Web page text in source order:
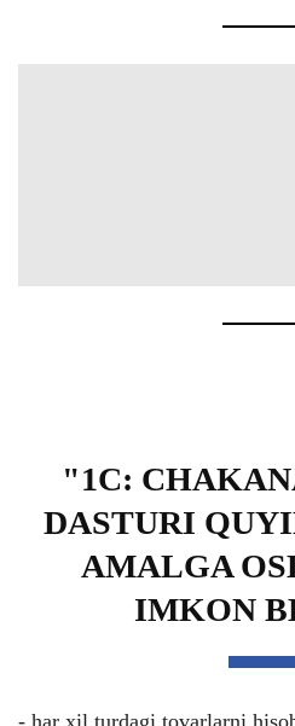
"1C:
DASTURI
AMALGA
IMKON